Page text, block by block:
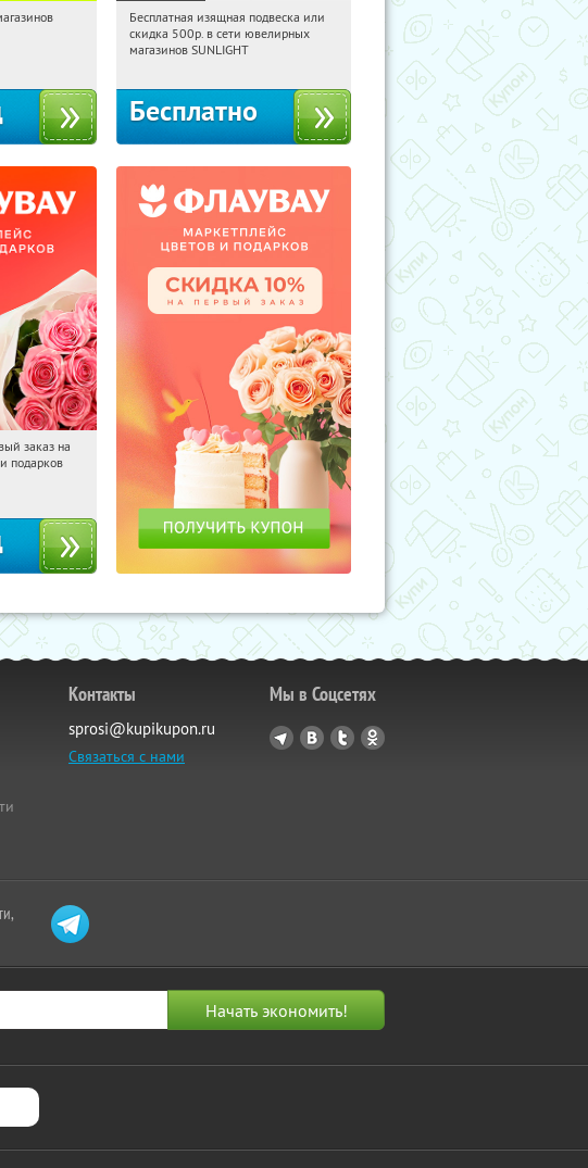
первым!
04:16:03 Получили:
Россия
Бесплатная изящная подвеска или
скидка 500р. в сети ювелирных
магазинов SUNLIGHT
Бесплатно
Получили:
заказ на
подарков
Контакты
sprosi@kupikupon.ru
Связаться с нами
Мы в Соцсетях